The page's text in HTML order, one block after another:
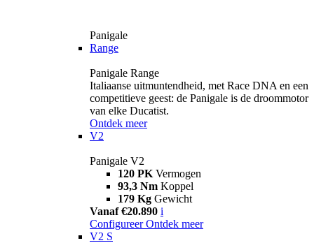
Panigale
Range
Panigale Range
Italiaanse uitmuntendheid, met Race DNA en een
competitieve geest: de Panigale is de droommotor
van elke Ducatist.
Ontdek meer
V2
Panigale V2
120 PK Vermogen
93,3 Nm Koppel
179 Kg Gewicht
Vanaf €20.890 i
Configureer Ontdek meer
V2 S